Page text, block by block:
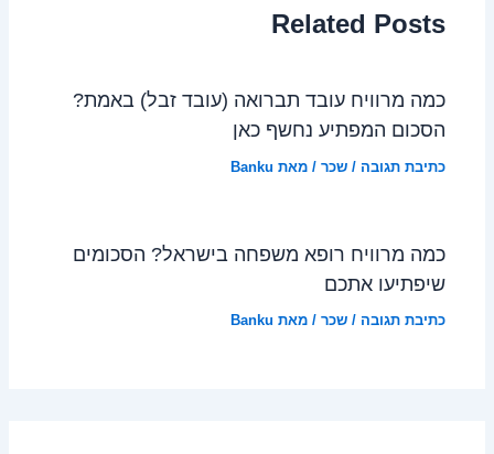
Related Posts
כמה מרוויח עובד תברואה (עובד זבל) באמת?
הסכום המפתיע נחשף כאן
כתיבת תגובה /שכר / מאת Banku
כמה מרוויח רופא משפחה בישראל? הסכומים
שיפתיעו אתכם
כתיבת תגובה /שכר / מאת Banku